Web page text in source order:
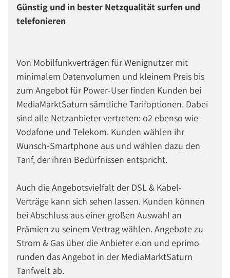
Günstig und in bester Netzqualität surfen und
telefonieren
Von Mobilfunkverträgen für Wenignutzer mit
minimalem Datenvolumen und kleinem Preis bis
zum Angebot für Power-User finden Kunden bei
MediaMarktSaturn sämtliche Tarifoptionen. Dabei
sind alle Netzanbieter vertreten: o2 ebenso wie
Vodafone und Telekom. Kunden wählen ihr
Wunsch-Smartphone aus und wählen dazu den
Tarif, der ihren Bedürfnissen entspricht.
Auch die Angebotsvielfalt der DSL & Kabel-
Verträge kann sich sehen lassen. Kunden können
bei Abschluss aus einer großen Auswahl an
Prämien zu seinem Vertrag wählen. Angebote zu
Strom & Gas über die Anbieter e.on und eprimo
runden das Angebot in der MediaMarktSaturn
Tarifwelt ab.